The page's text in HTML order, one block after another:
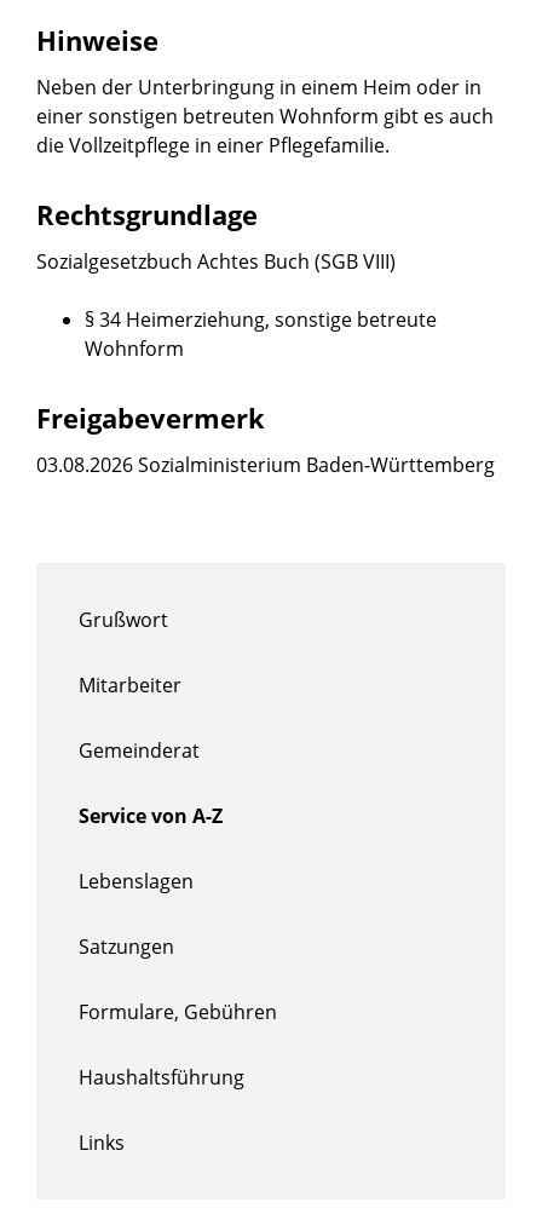
Hinweise
Neben der Unterbringung in einem Heim oder in
einer sonstigen betreuten Wohnform gibt es auch
dieVollzeitpflege in einer Pflegefamilie.
Rechtsgrundlage
Sozialgesetzbuch Achtes Buch (SGB VIII)
§ 34 Heimerziehung, sonstige betreute
Wohnform
Freigabevermerk
03.08.2026 Sozialministerium Baden-Württemberg
Grußwort
Mitarbeiter
Gemeinderat
Service von A-Z
Lebenslagen
Satzungen
Formulare, Gebühren
Haushaltsführung
Links